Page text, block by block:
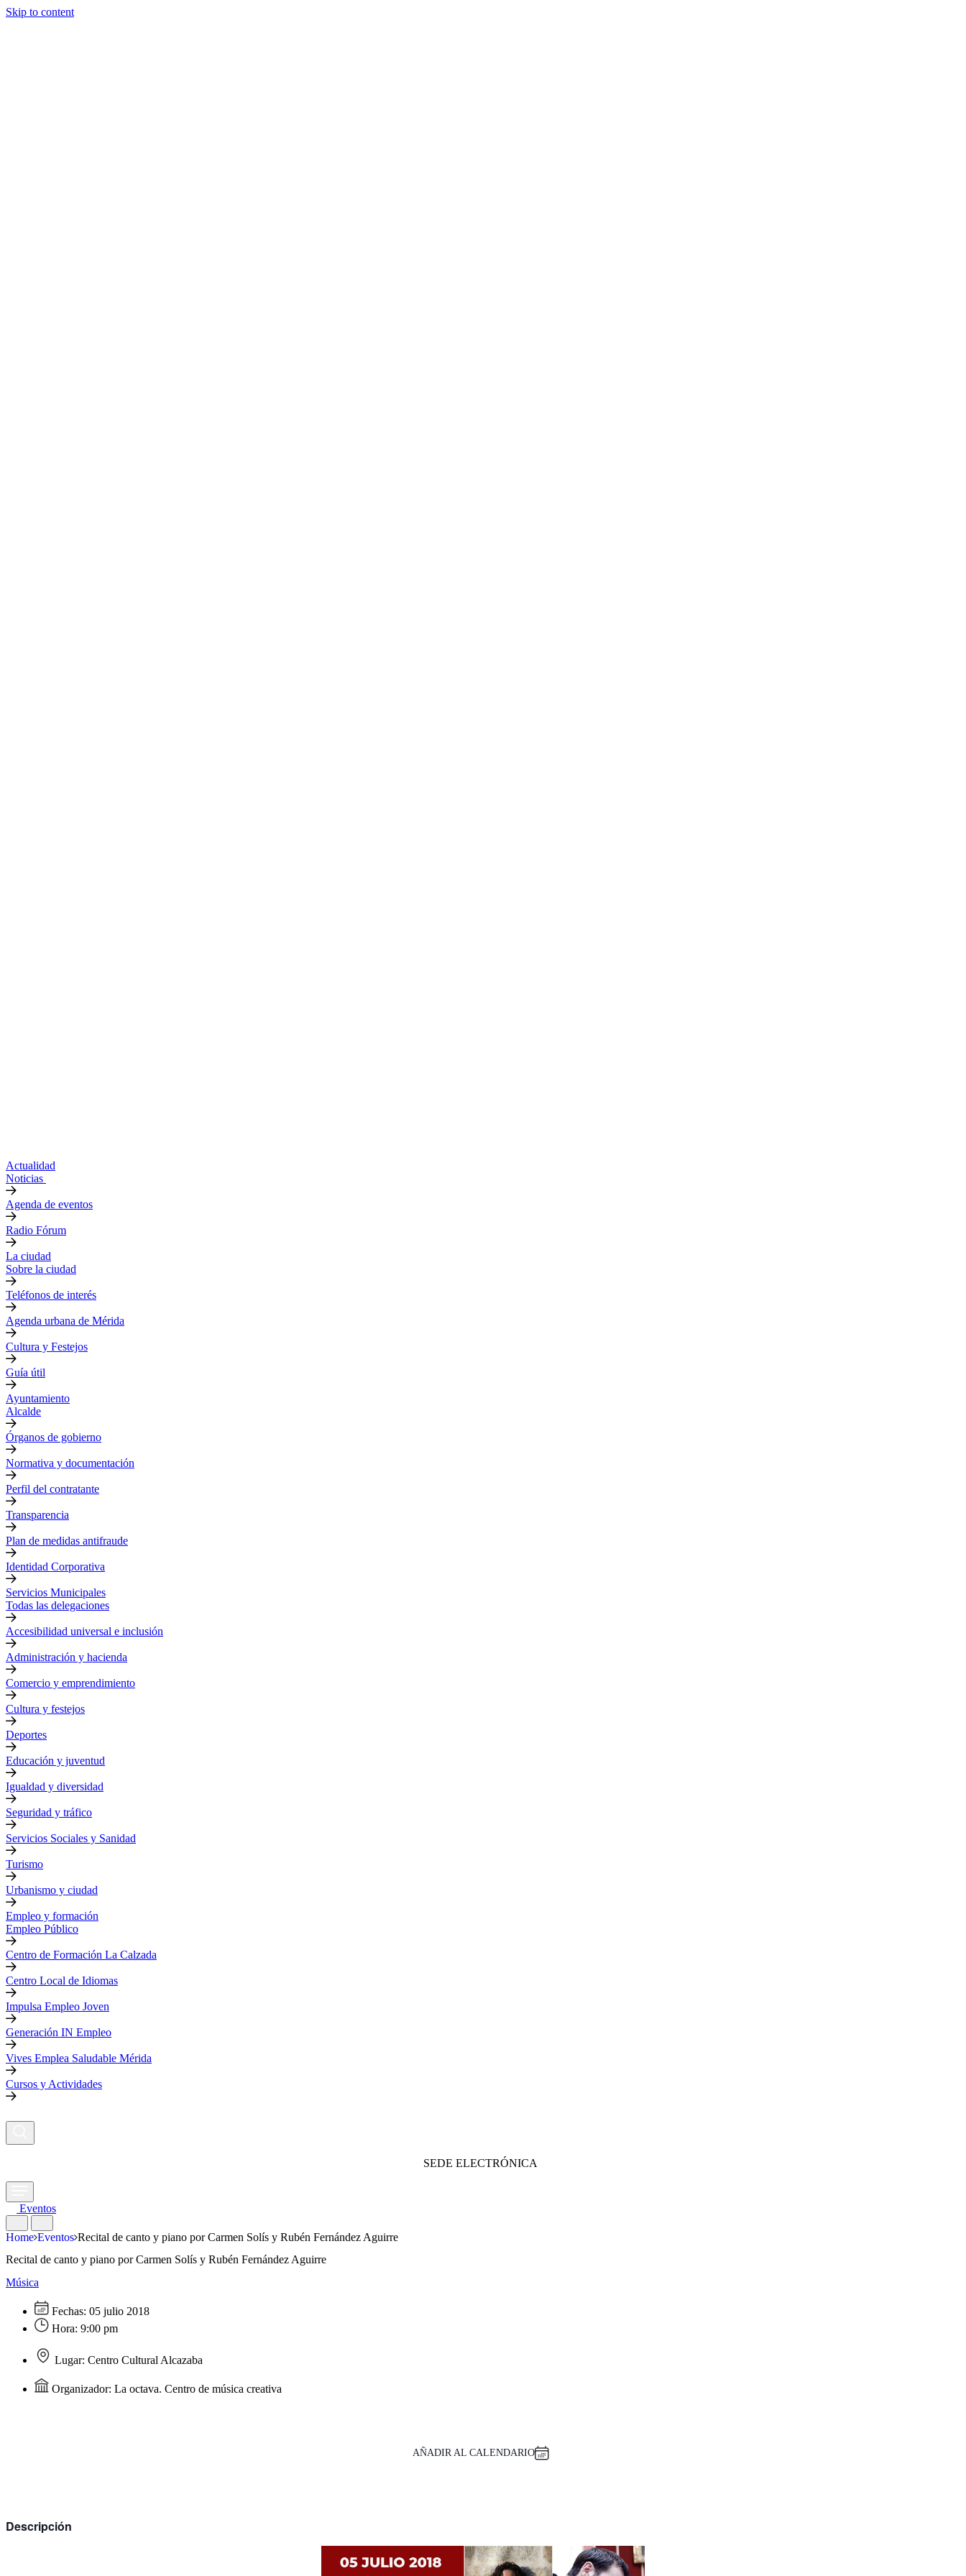
Skip to content
Actualidad
Noticias
Agenda de eventos
Radio Fórum
La ciudad
Sobre la ciudad
Teléfonos de interés
Agenda urbana de Mérida
Cultura y Festejos
Guía útil
Ayuntamiento
Alcalde
Órganos de gobierno
Normativa y documentación
Perfil del contratante
Transparencia
Plan de medidas antifraude
Identidad Corporativa
Servicios Municipales
Todas las delegaciones
Accesibilidad universal e inclusión
Administración y hacienda
Comercio y emprendimiento
Cultura y festejos
Deportes
Educación y juventud
Igualdad y diversidad
Seguridad y tráfico
Servicios Sociales y Sanidad
Turismo
Urbanismo y ciudad
Empleo y formación
Empleo Público
Centro de Formación La Calzada
Centro Local de Idiomas
Impulsa Empleo Joven
Generación IN Empleo
Vives Emplea Saludable Mérida
Cursos y Actividades
SEDE ELECTRÓNICA
Eventos
Home Eventos Recital de canto y piano por Carmen Solís y Rubén Fernández Aguirre
Recital de canto y piano por Carmen Solís y Rubén Fernández Aguirre
Música
Fechas: 05 julio 2018
Hora: 9:00 pm
Lugar: Centro Cultural Alcazaba
Organizador: La octava. Centro de música creativa
AÑADIR AL CALENDARIO
Descripción